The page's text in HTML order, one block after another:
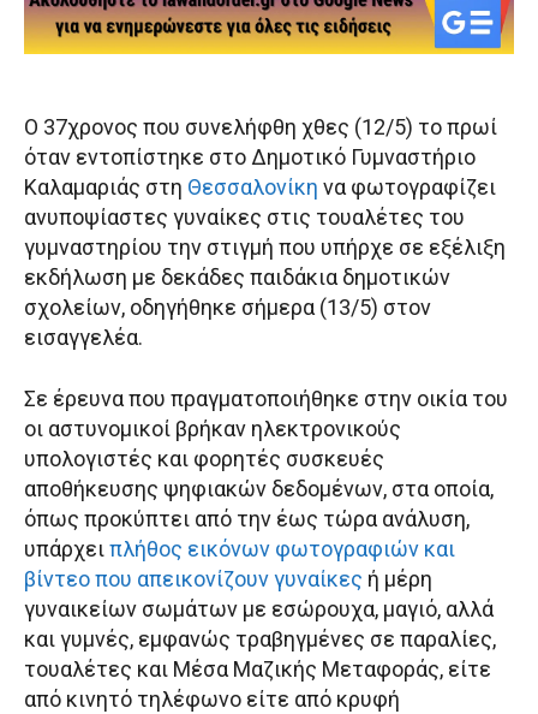
Ο 37χρονος που συνελήφθη χθες (12/5) το πρωί
όταν εντοπίστηκε στο Δημοτικό Γυμναστήριο
Καλαμαριάς στη Θεσσαλονίκη να φωτογραφίζει
ανυποψίαστες γυναίκες στις τουαλέτες του
γυμναστηρίου την στιγμή που υπήρχε σε εξέλιξη
εκδήλωση με δεκάδες παιδάκια δημοτικών
σχολείων, οδηγήθηκε σήμερα (13/5) στον
εισαγγελέα.
Σε έρευνα που πραγματοποιήθηκε στην οικία του
οι αστυνομικοί βρήκαν ηλεκτρονικούς
υπολογιστές και φορητές συσκευές
αποθήκευσης ψηφιακών δεδομένων, στα οποία,
όπως προκύπτει από την έως τώρα ανάλυση,
υπάρχειπλήθος εικόνων φωτογραφιών και
βίντεο που απεικονίζουν γυναίκες ή μέρη
γυναικείων σωμάτων με εσώρουχα, μαγιό, αλλά
και γυμνές, εμφανώς τραβηγμένες σε παραλίες,
τουαλέτες και Μέσα Μαζικής Μεταφοράς, είτε
από κινητό τηλέφωνο είτε από κρυφή